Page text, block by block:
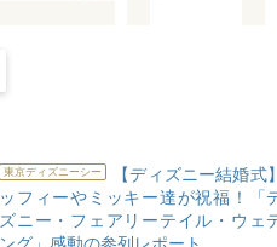
東京ディズニーシー
【ディズニー結婚式
ッフィーやミッキー達が祝福！「
ズニー・フェアリーテイル・ウェ